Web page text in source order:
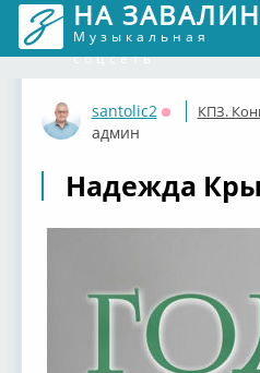
НА
Музыкальная
соцсеть
santolic2
Оффлайн
админ
КПЗ.
Надежда